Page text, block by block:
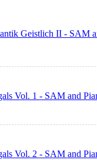
Geistlich II - SAM
Vol. 1 - SAM and
Vol. 2 - SAM and